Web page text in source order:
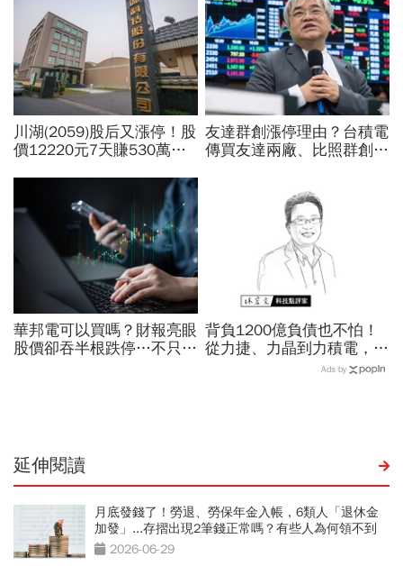
川湖(2059)股后又漲停！股
價12220元7天賺530萬…
招教買高價股：照賺30%
友達群創漲停理由？台積電
傳買友達兩廠、比照群創模
華邦電可以買嗎？財報亮眼
股價卻吞半根跌停…不只外
背負1200億負債也不怕！
從力捷、力晶到力積電，黃
崇仁如何在「記憶體地獄」
Ads by
延伸閱讀
月底發錢了！勞退、勞保年金入帳，6類人「退休金
加發」...存摺出現2筆錢正常嗎？有些人為何領不到
2026-06-29